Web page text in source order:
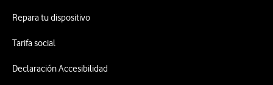
Repara tu dispositivo
Tarifa social
Declaración Accesibilidad